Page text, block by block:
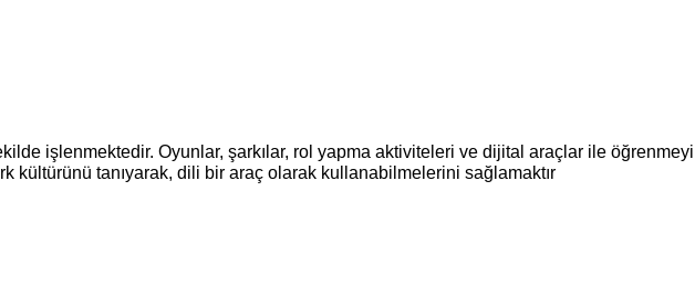
işlenmektedir. Oyunlar, şarkılar, rol yapma aktiviteleri ve dijital araçlar ile öğrenmeyi
kültürünü tanıyarak, dili bir araç olarak kullanabilmelerini sağlamaktır